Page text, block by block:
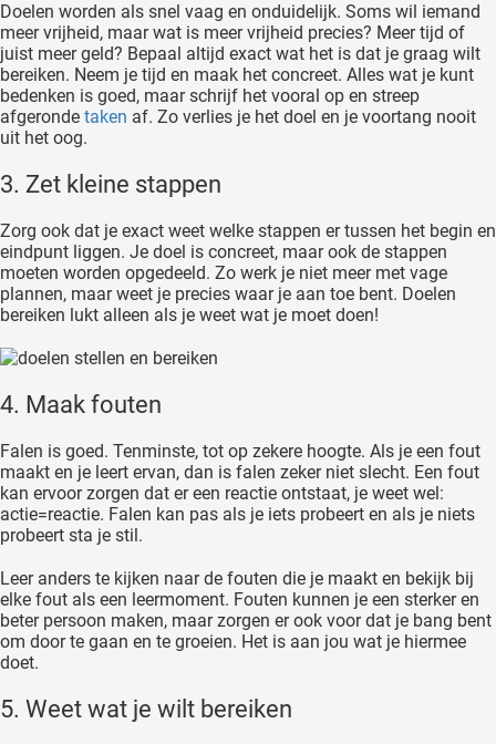
Doelen worden als snel vaag en onduidelijk. Soms wil iemand
meer vrijheid, maar wat is meer vrijheid precies? Meer tijd of
juist meer geld? Bepaal altijd exact wat het is dat je graag wilt
bereiken. Neem je tijd en maak het concreet. Alles wat je kunt
bedenken is goed, maar schrijf het vooral op en streep
afgeronde taken af. Zo verlies je het doel en je voortang nooit
uit het oog.
3. Zet kleine stappen
Zorg ook dat je exact weet welke stappen er tussen het begin en
eindpunt liggen. Je doel is concreet, maar ook de stappen
moeten worden opgedeeld. Zo werk je niet meer met vage
plannen, maar weet je precies waar je aan toe bent. Doelen
bereiken lukt alleen als je weet wat je moet doen!
4. Maak fouten
Falen is goed. Tenminste, tot op zekere hoogte. Als je een fout
maakt en je leert ervan, dan is falen zeker niet slecht. Een fout
kan ervoor zorgen dat er een reactie ontstaat, je weet wel:
actie=reactie. Falen kan pas als je iets probeert en als je niets
probeert sta je stil.
Leer anders te kijken naar de fouten die je maakt en bekijk bij
elke fout als een leermoment. Fouten kunnen je een sterker en
beter persoon maken, maar zorgen er ook voor dat je bang bent
om door te gaan en te groeien. Het is aan jou wat je hiermee
doet.
5. Weet wat je wilt bereiken